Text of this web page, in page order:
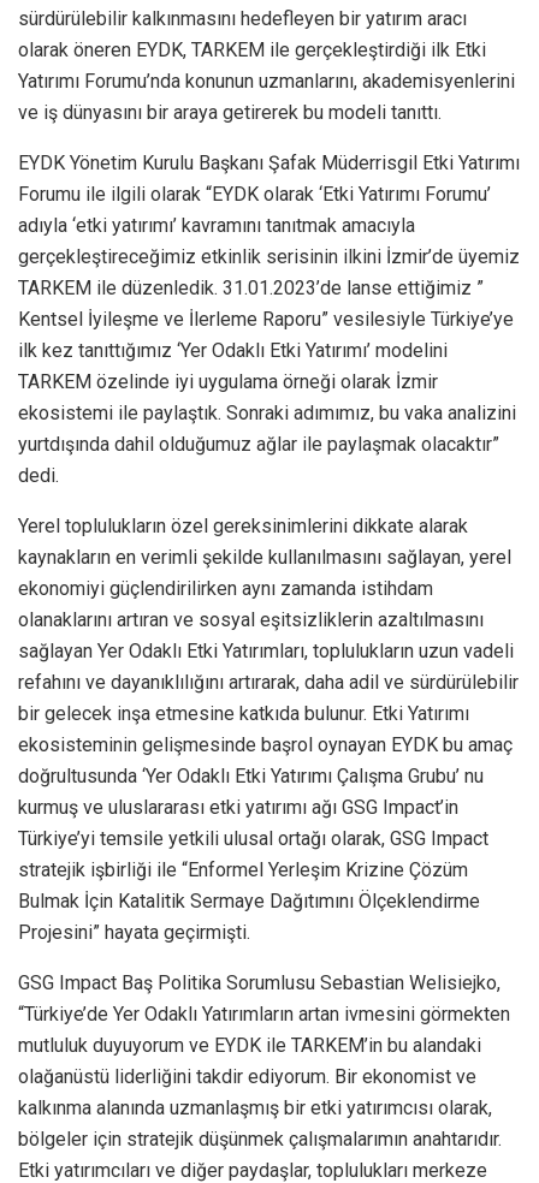
sürdürülebilir kalkınmasını hedefleyen bir yatırım aracı
olarak öneren EYDK, TARKEM ile gerçekleştirdiği ilk Etki
Yatırımı Forumu’nda konunun uzmanlarını, akademisyenlerini
ve iş dünyasını bir araya getirerek bu modeli tanıttı.
EYDK Yönetim Kurulu Başkanı Şafak Müderrisgil Etki Yatırımı
Forumu ile ilgili olarak “EYDK olarak ‘Etki Yatırımı Forumu’
adıyla ‘etki yatırımı’ kavramını tanıtmak amacıyla
gerçekleştireceğimiz etkinlik serisinin ilkini İzmir’de üyemiz
TARKEM ile düzenledik. 31.01.2023’de lanse ettiğimiz ”
Kentsel İyileşme ve İlerleme Raporu” vesilesiyle Türkiye’ye
ilk kez tanıttığımız ‘Yer Odaklı Etki Yatırımı’ modelini
TARKEM özelinde iyi uygulama örneği olarak İzmir
ekosistemi ile paylaştık. Sonraki adımımız, bu vaka analizini
yurtdışında dahil olduğumuz ağlar ile paylaşmak olacaktır”
dedi.
Yerel toplulukların özel gereksinimlerini dikkate alarak
kaynakların en verimli şekilde kullanılmasını sağlayan, yerel
ekonomiyi güçlendirilirken aynı zamanda istihdam
olanaklarını artıran ve sosyal eşitsizliklerin azaltılmasını
sağlayan Yer Odaklı Etki Yatırımları, toplulukların uzun vadeli
refahını ve dayanıklılığını artırarak, daha adil ve sürdürülebilir
bir gelecek inşa etmesine katkıda bulunur. Etki Yatırımı
ekosisteminin gelişmesinde başrol oynayan EYDK bu amaç
doğrultusunda ‘Yer Odaklı Etki Yatırımı Çalışma Grubu’ nu
kurmuş ve uluslararası etki yatırımı ağı GSG Impact’in
Türkiye’yi temsile yetkili ulusal ortağı olarak, GSG Impact
stratejik işbirliği ile “Enformel Yerleşim Krizine Çözüm
Bulmak İçin Katalitik Sermaye Dağıtımını Ölçeklendirme
Projesini” hayata geçirmişti.
GSG Impact Baş Politika Sorumlusu Sebastian Welisiejko,
“Türkiye’de Yer Odaklı Yatırımların artan ivmesini görmekten
mutluluk duyuyorum ve EYDK ile TARKEM’in bu alandaki
olağanüstü liderliğini takdir ediyorum. Bir ekonomist ve
kalkınma alanında uzmanlaşmış bir etki yatırımcısı olarak,
bölgeler için stratejik düşünmek çalışmalarımın anahtarıdır.
Etki yatırımcıları ve diğer paydaşlar, toplulukları merkeze